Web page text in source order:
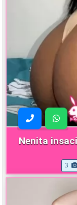
Nenita insaciable siempre dispuesta a una
3